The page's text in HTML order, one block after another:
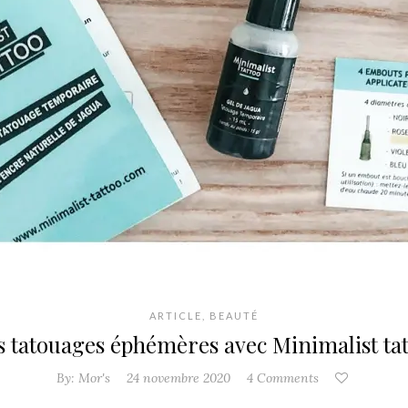
ARTICLE BEAUTÉ
tatouages éphémères avec Minimalist
By: Mor's 24 novembre 2020 4 Comments